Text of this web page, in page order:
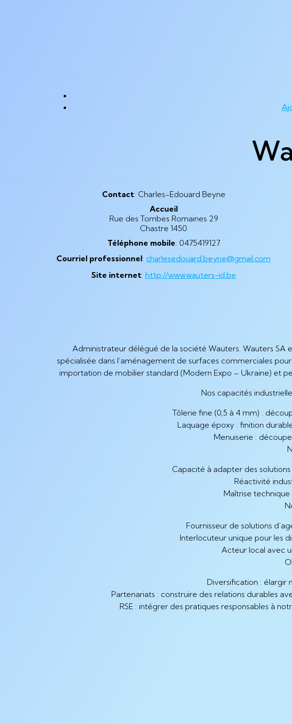
Contact: Charles-Edouard Beyne
Accueil
Rue des Tombes Romaines 29
Chastre 1450
Téléphone mobile: 0475419127
Courriel professionnel: charlesedouard.beyne@gmail.com
Site internet: http://www.wauters-id.be
Administrateur délégué de la société Wauters. Wauters SA
spécialisée dans l’aménagement de surfaces commerciales
importation de mobilier standard (Modern Expo – Ukraine) et
Nos capacités
Tôlerie fine (0,5 à 4 mm) :
Laquage époxy : finition
Menuiserie :
Capacité à adapter des
Réactivité
Maîtrise
Fournisseur de solutions
Interlocuteur unique pour les
Acteur local avec
Diversification : élargir
Partenariats : construire des relations durables
RSE : intégrer des pratiques responsables à